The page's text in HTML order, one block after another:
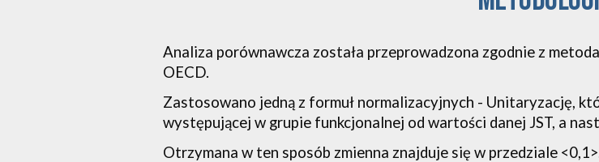
Analiza porównawcza została przeprowadzona zgodnie z
OECD.
Zastosowano jedną z formuł normalizacyjnych - Unitaryzację,
występującej w grupie funkcjonalnej od wartości danej JST, a
Otrzymana w ten sposób zmienna znajduje się w przedziale